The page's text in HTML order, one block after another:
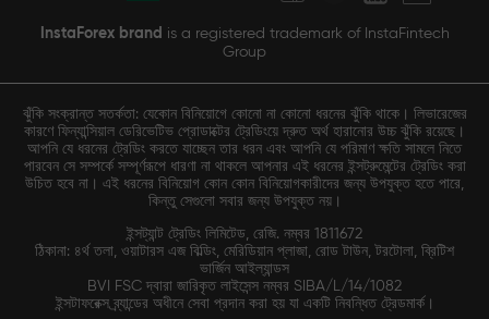
InstaForex brand is a registered trademark of InstaFintech
Group
ঝুঁকি সংক্রান্ত সতর্কতা: যেকোন বিনিয়োগে কোনো না কোনো ধরনের ঝুঁকি থাকে। লিভারেজের
কারণে ফিন্যান্সিয়াল ডেরিভেটিভ প্রোডাক্টের ট্রেডিংয়ে দ্রুত অর্থ হারানোর উচ্চ ঝুঁকি রয়েছে।
আপনি যে ধরনের ট্রেডিং করতে যাচ্ছেন তার ধরন এবং আপনি যে পরিমাণ ক্ষতি সামলে নিতে
পারবেন সে সম্পর্কে সম্পূর্ণরূপে ধারণা না থাকলে আপনার এই ধরনের ইন্সট্রুমেন্টের ট্রেডিং করা
উচিত হবে না। এই ধরনের বিনিয়োগ কোন কোন বিনিয়োগকারীদের জন্য উপযুক্ত হতে পারে,
কিন্তু সেগুলো সবার জন্য উপযুক্ত নয়।
ইন্সট্যান্ট ট্রেডিং লিমিটেড, রেজি. নম্বর 1811672
ঠিকানা: ৪র্থ তলা, ওয়াটারস এজ বিল্ডিং, মেরিডিয়ান প্লাজা, রোড টাউন, টরটোলা, ব্রিটিশ
ভার্জিন আইল্যান্ডস
BVI FSC দ্বারা জারিকৃত লাইসেন্স নম্বর SIBA/L/14/1082
ইন্সটাফরেক্স ব্র্যান্ডের অধীনে সেবা প্রদান করা হয় যা একটি নিবন্ধিত ট্রেডমার্ক।